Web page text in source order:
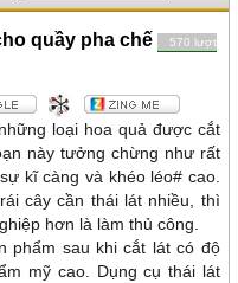
quầy pha chế
570 lượt
loại hoa quả được cắt
này tưởng chừng như rất
kĩ càng và khéo léo# cao.
cây cần thái lát nhiều, thì
hơn là làm thủ công.
phẩm sau khi cắt lát có độ
mỹ cao. Dụng cụ thái lát